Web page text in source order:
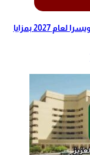
عرض تدريب صيفي وطويل الأمد في سويسرا لعام 2027 بمزايا